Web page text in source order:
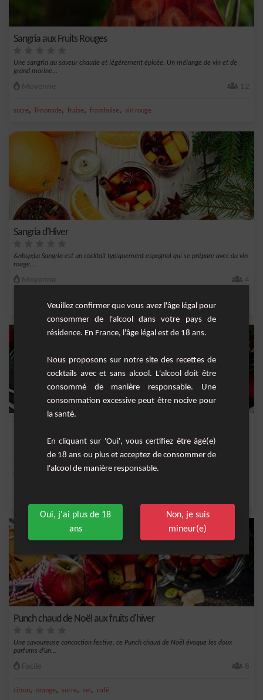
Sangria aux Fruits Rouges
Une sangria au saveur chaude et légèrement épicée. Un mélange de vin et de
grand marine...
Moyenne 12
sucre, limonade, fraise, framboise, vin rouge
Sangria d'Hiver
&nbsp;La Sangria est un cocktail typiquement espagnol qui se prépare avec du vin
rouge,...
Moyenne 4
citron sirop de canne,orange,vin pétillant ,cannelle
Vin chaud de Noël
Moyenne
Punch chaud de Noël aux fruits d'hiver
Une savoureuse concoction festive, ce Punch chaud de Noël évoque les doux
parfums d’un...
Facile 8
citron, orange, sucre, sel , café
Veuillez confirmer que vous avez l'âge légal pour
consommer de l'alcool dans votre pays de
résidence. En France, l'âge légal est de 18 ans.
Nous proposons sur notre site des recettes de
cocktails avec et sans alcool. L'alcool doit être
consommé de manière responsable. Une
consommation excessive peut être nocive pour
la santé.
En cliquant sur 'Oui', vous certifiez être âgé(e)
de 18 ans ou plus et acceptez de consommer de
l'alcool de manière responsable.
Oui, j'ai plus de 18
ans
Non, je suis
mineur(e)